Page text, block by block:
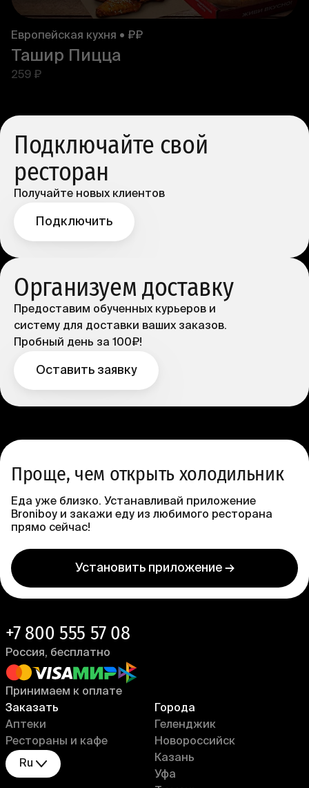
Европейская кухня • ₽₽
Ташир Пицца
259 ₽
Подключайте свой
ресторан
Получайте новых клиентов
Подключить
Организуем доставку
Предоставим обученных курьеров и
систему для доставки ваших заказов.
Пробный день за 100₽!
Оставить заявку
Проще, чем открыть холодильник
Еда уже близко. Устанавливай приложение
Broniboy и закажи еду из любимого ресторана
прямо сейчас!
Установить приложение →
Заказать
Аптеки
Рестораны и кафе
Ru
Города
Геленджик
Новороссийск
Казань
Уфа
+7 800 555 57 08
Россия, бесплатно
Принимаем к оплате